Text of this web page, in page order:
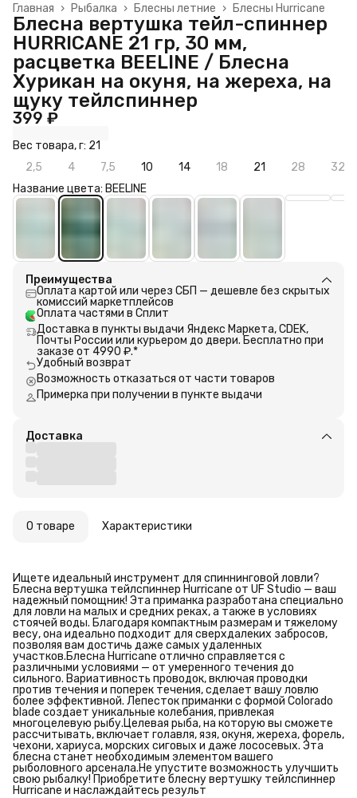
Блесны Hurricane
Блесны летние ›
Рыбалка ›
Главная ›
Блесна вертушка тейл-спиннер
HURRICANE 21 гр, 30 мм,
расцветка BEELINE / Блесна
Хурикан на окуня, на жереха, на
щуку тейлспиннер
399 ₽
Вес товара, г: 21
2,5
4 7,5 10 14 18 21 28
32
Название цвета: BEELINE
Преимущества
Оплата картой или через СБП — дешевле без скрытых
комиссий маркетплейсов
Оплата частями в Сплит
Доставка в пункты выдачи Яндекс Маркета, CDEK,
Почты России или курьером до двери. Бесплатно при
заказе от 4990 ₽.*
Удобный возврат
Возможность отказаться от части товаров
Примерка при получении в пункте выдачи
Доставка
О товаре Характеристики
Ищете идеальный инструмент для спиннинговой ловли?
Блесна вертушка тейлспиннер Hurricane от UF Studio — ваш
надежный помощник! Эта приманка разработана специально
для ловли на малых и средних реках, а также в условиях
стоячей воды. Благодаря компактным размерам и тяжелому
весу, она идеально подходит для сверхдалеких забросов,
позволяя вам достичь даже самых удаленных
участков.Блесна Hurricane отлично справляется с
различными условиями — от умеренного течения до
сильного. Вариативность проводок, включая проводки
против течения и поперек течения, сделает вашу ловлю
более эффективной. Лепесток приманки с формой Colorado
blade создает уникальные колебания, привлекая
многоцелевую рыбу.Целевая рыба, на которую вы сможете
рассчитывать, включает голавля, язя, окуня, жереха, форель,
чехони, хариуса, морских сиговых и даже лососевых. Эта
блесна станет необходимым элементом вашего
рыболовного арсенала.Не упустите возможность улучшить
свою рыбалку! Приобретите блесну вертушку тейлспиннер
Hurricane и наслаждайтесь результ